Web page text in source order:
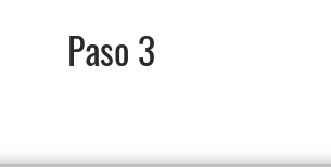
Paso 3